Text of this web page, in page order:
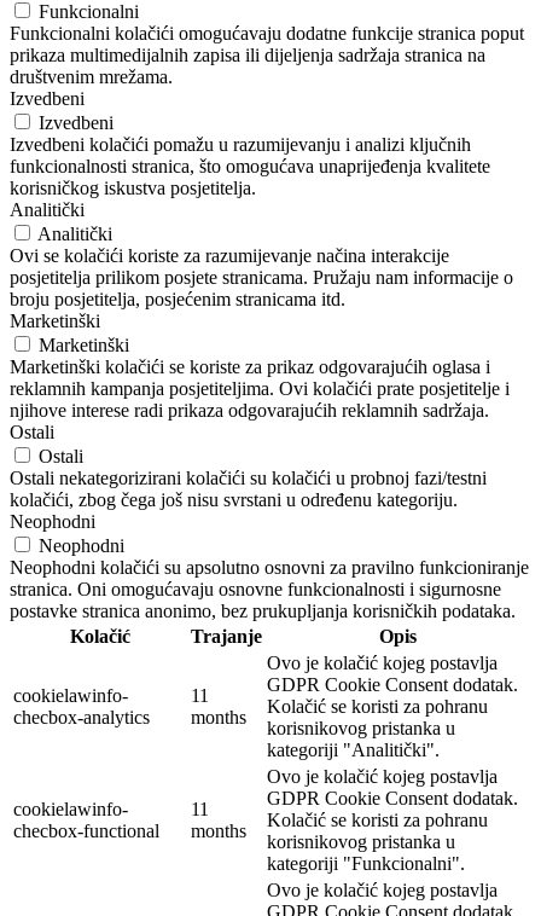
Funkcionalni
Funkcionalni kolačići omogućavaju dodatne funkcije stranica poput
prikaza multimedijalnih zapisa ili dijeljenja sadržaja stranica na
društvenim mrežama.
Izvedbeni
Izvedbeni
Izvedbeni kolačići pomažu u razumijevanju i analizi ključnih
funkcionalnosti stranica, što omogućava unaprijeđenja kvalitete
korisničkog iskustva posjetitelja.
Analitički
Analitički
Ovi se kolačići koriste za razumijevanje načina interakcije
posjetitelja prilikom posjete stranicama. Pružaju nam informacije o
broju posjetitelja, posjećenim stranicama itd.
Marketinški
Marketinški
Marketinški kolačići se koriste za prikaz odgovarajućih oglasa i
reklamnih kampanja posjetiteljima. Ovi kolačići prate posjetitelje i
njihove interese radi prikaza odgovarajućih reklamnih sadržaja.
Ostali
Ostali
Ostali nekategorizirani kolačići su kolačići u probnoj fazi/testni
kolačići, zbog čega još nisu svrstani u određenu kategoriju.
Neophodni
Neophodni
Neophodni kolačići su apsolutno osnovni za pravilno funkcioniranje
stranica. Oni omogućavaju osnovne funkcionalnosti i sigurnosne
postavke stranica anonimo, bez prukupljanja korisničkih podataka.
Kolačić
Trajanje Opis
cookielawinfo-
checbox-analytics
11
months
Ovo je kolačić kojeg postavlja
GDPR Cookie Consent dodatak.
Kolačić se koristi za pohranu
korisnikovog pristanka u
kategoriji "Analitički".
cookielawinfo-
checbox-functional
11
months
Ovo je kolačić kojeg postavlja
GDPR Cookie Consent dodatak.
Kolačić se koristi za pohranu
korisnikovog pristanka u
kategoriji "Funkcionalni".
Ovo je kolačić kojeg postavlja